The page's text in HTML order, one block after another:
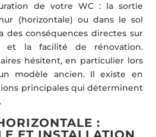
de votre WC : la sortie
(horizontale) ou dans le sol
des conséquences directes sur
et la facilité de rénovation.
hésitent, en particulier lors
modèle ancien. Il existe en
principales qui déterminent
: